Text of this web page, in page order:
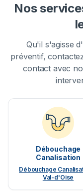
Nos
Qu'il s'agisse
préventif,
contact avec
Débouchage
Canalisation
Débouchage
Val-d'Oise